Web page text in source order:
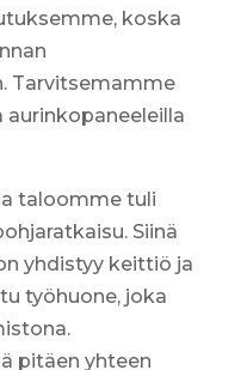
koska
Tarvitsemamme
taloomme tuli
Siinä
yhdistyy keittiö ja
työhuone, joka
pitäen yhteen